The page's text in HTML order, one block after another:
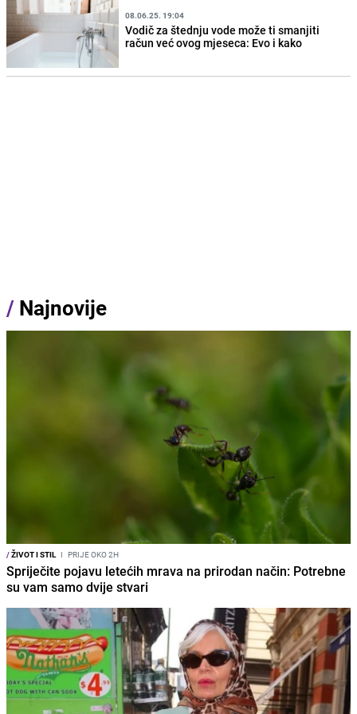
08.06.25. 19:04
Vodič za štednju vode može ti smanjiti
račun već ovog mjeseca: Evo i kako
/ Najnovije
/ŽIVOT I STIL I PRIJE OKO 2H
Spriječite pojavu letećih mrava na prirodan način: Potrebne
su vam samo dvije stvari